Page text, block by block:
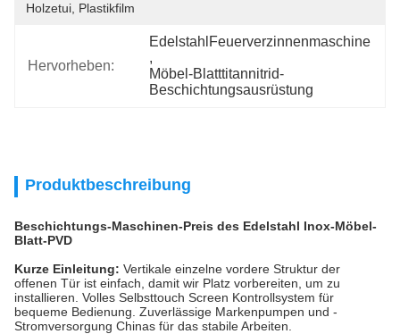
Holzetui, Plastikfilm
Hervorheben:
EdelstahlFeuerverzinnenmaschine
,
Möbel-Blatttitannitrid-
Beschichtungsausrüstung
Produktbeschreibung
Beschichtungs-Maschinen-Preis des Edelstahl Inox-Möbel-
Blatt-PVD
Kurze Einleitung: Vertikale einzelne vordere Struktur der
offenen Tür ist einfach, damit wir Platz vorbereiten, um zu
installieren. Volles Selbsttouch Screen Kontrollsystem für
bequeme Bedienung. Zuverlässige Markenpumpen und -
Stromversorgung Chinas für das stabile Arbeiten.